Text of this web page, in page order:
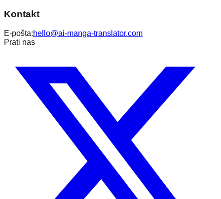
Kontakt
E-pošta:hello@ai-manga-translator.com
Prati nas